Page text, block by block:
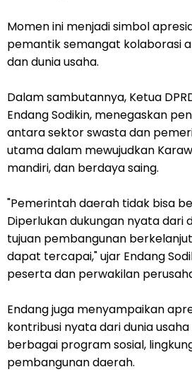
Momen ini menjadi simbol
pemantik semangat kolaborasi
dan dunia usaha.
Dalam sambutannya, Ketua
Endang Sodikin, menegaskan
antara sektor swasta dan
utama dalam mewujudkan
mandiri, dan berdaya saing.
"Pemerintah daerah tidak bisa
Diperlukan dukungan nyata dari
tujuan pembangunan
dapat tercapai," ujar Endang
peserta dan perwakilan
Endang juga menyampaikan
kontribusi nyata dari dunia
berbagai program sosial,
pembangunan daerah.